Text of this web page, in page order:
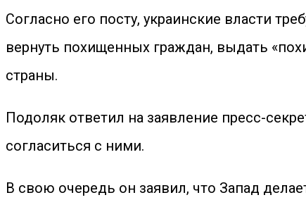
Согласно его посту, украинские власти
вернуть похищенных граждан, выдать
страны.
Подоляк ответил на заявление пресс-
согласиться с ними.
В свою очередь он заявил, что Запад